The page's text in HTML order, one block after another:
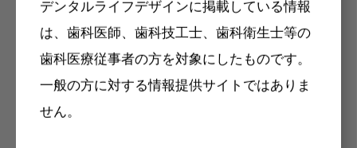
デンタルライフデザインに掲載している情報
は、歯科医師、歯科技工士、歯科衛生士等の
歯科医療従事者の方を対象にしたものです。
一般の方に対する情報提供サイトではありま
せん。